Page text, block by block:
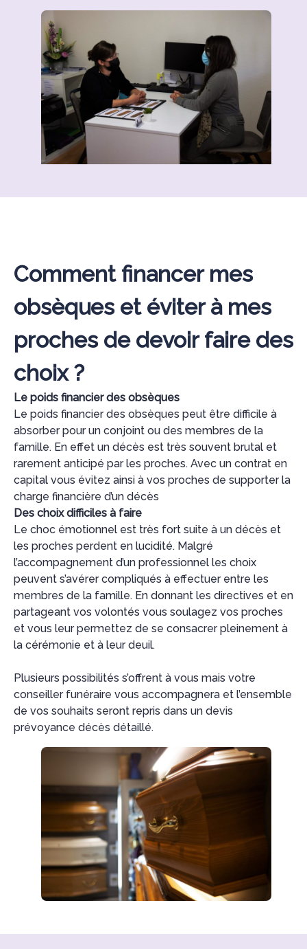
Comment financer mes
obsèques et éviter à mes
proches de devoir faire des
choix ?
Le poids financier des obsèques
Le poids financier des obsèques peut être difficile à
absorber pour un conjoint ou des membres de la
famille. En effet un décès est très souvent brutal et
rarement anticipé par les proches. Avec un contrat en
capital vous évitez ainsi à vos proches de supporter la
charge financière d’un décès
Des choix difficiles à faire
Le choc émotionnel est très fort suite à un décès et
les proches perdent en lucidité. Malgré
l’accompagnement d’un professionnel les choix
peuvent s’avérer compliqués à effectuer entre les
membres de la famille. En donnant les directives et en
partageant vos volontés vous soulagez vos proches
et vous leur permettez de se consacrer pleinement à
la cérémonie et à leur deuil.
Plusieurs possibilités s’offrent à vous mais votre
conseiller funéraire vous accompagnera et l’ensemble
de vos souhaits seront repris dans un devis
prévoyance décès détaillé.